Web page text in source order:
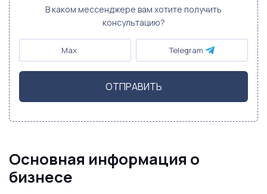
В каком мессенджере вам хотите получить
консультацию?
Max Telegram
ОТПРАВИТЬ
Основная информация о
бизнесе